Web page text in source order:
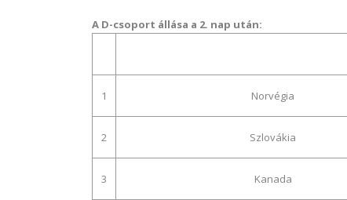
A D-csoport állása a 2. nap után:
1 Norvégia
2 Szlovákia
3 Kanada